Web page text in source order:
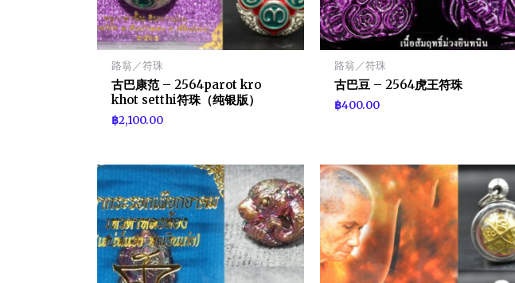
路翁／符珠
古巴康范 – 2564parot kro
khot setthi符珠（纯银版）
฿2,100.00
路翁／符珠
古巴豆 – 2564虎王符珠
฿400.00